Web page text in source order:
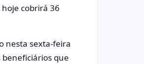
cobrirá 36
nesta sexta-feira
que